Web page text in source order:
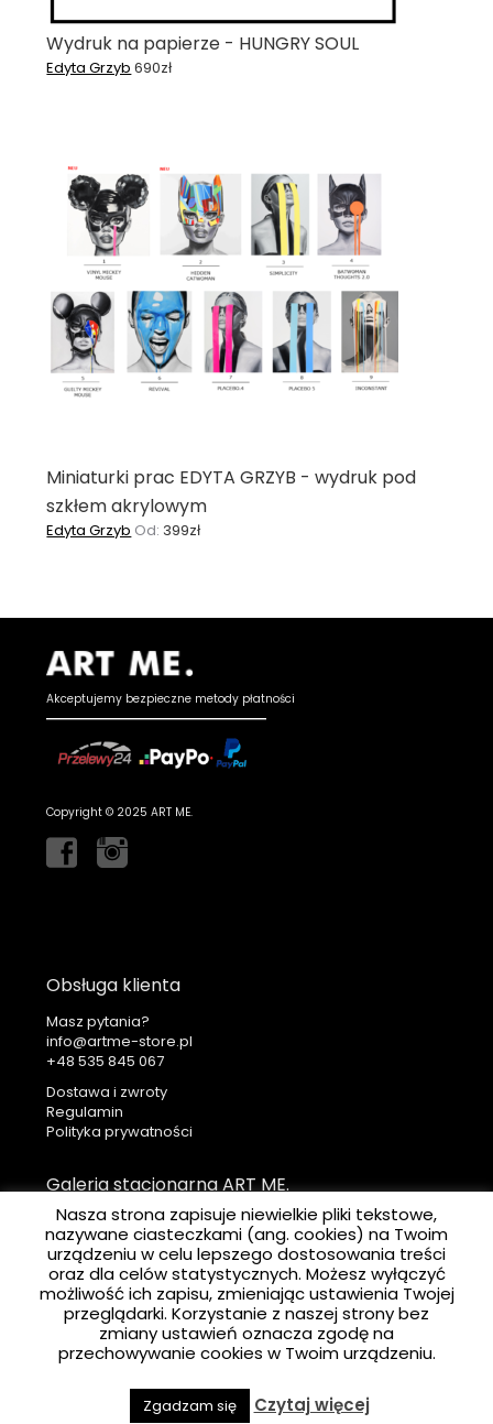
Wydruk na papierze - HUNGRY SOUL
Edyta Grzyb 690zł
Miniaturki prac EDYTA GRZYB - wydruk pod
szkłem akrylowym
Edyta Grzyb Od: 399zł
Akceptujemy bezpieczne metody płatności
Copyright © 2025 ART ME.
Obsługa klienta
Masz pytania?
info@artme-store.pl
+48
Dostawa i zwroty
Regulamin
Polityka prywatności
Galeria stacjonarna ART ME.
ART ME. Art Gallery
Ul. Krakowska 41
31-066 Kraków
Newsletter
ZAPISZ SIĘ
Nasza strona zapisuje niewielkie pliki tekstowe,
nazywane ciasteczkami (ang. cookies) na Twoim
urządzeniu w celu lepszego dostosowania treści
oraz dla celów statystycznych. Możesz wyłączyć
możliwość ich zapisu, zmieniając ustawienia Twojej
przeglądarki. Korzystanie z naszej strony bez
zmiany ustawień oznacza zgodę na
przechowywanie cookies w Twoim urządzeniu.
Zgadzam się Czytaj więcej